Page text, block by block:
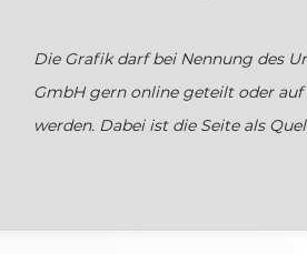
Thüringen
Die Grafik darf bei Nennung des
GmbH gern online geteilt oder
werden. Dabei ist die Seite als